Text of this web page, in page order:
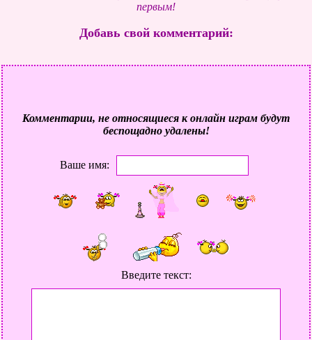
первым!
Добавь свой комментарий:
Комментарии, не относящиеся к онлайн играм будут
беспощадно удалены!
Ваше имя:
Введите текст: